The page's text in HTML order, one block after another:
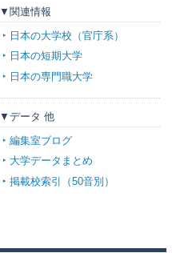
▼関連情報
日本の大学校（官庁系）
日本の短期大学
日本の専門職大学
▼データ 他
編集室ブログ
大学データまとめ
掲載校索引（50音別）